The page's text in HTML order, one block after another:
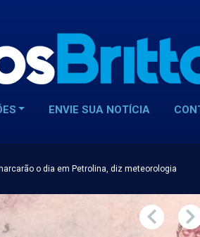
ENVIE SUA NOTÍCIA
o dia em Petrolina, diz meteorologia